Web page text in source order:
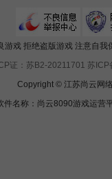
游戏 拒绝盗版游戏 注意自
证：苏B2-20211701 苏
Copyright © 江苏尚云网
件名称：尚云8090游戏运